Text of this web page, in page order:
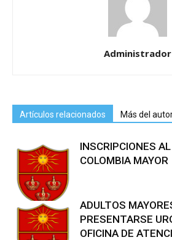
Administrador
Artículos relacionados Más del
INSCRIPCIONES
COLOMBIA MAYOR
ADULTOS
PRESENTARSE
OFICINA DE